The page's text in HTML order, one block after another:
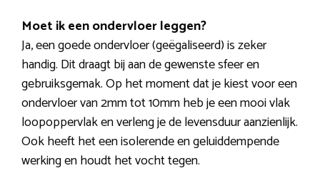
Moet ik een ondervloer leggen?
Ja, een goede ondervloer (geëgaliseerd) is zeker
handig. Dit draagt bij aan de gewenste sfeer en
gebruiksgemak. Op het moment dat je kiest voor een
ondervloer van 2mm tot 10mm heb je een mooi vlak
loopoppervlak en verleng je de levensduur aanzienlijk.
Ook heeft het een isolerende en geluiddempende
werking en houdt het vocht tegen.